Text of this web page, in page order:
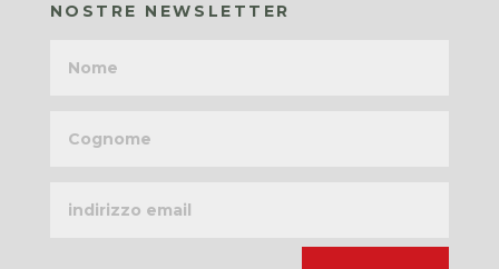
NOSTRE NEWSLETTER
email